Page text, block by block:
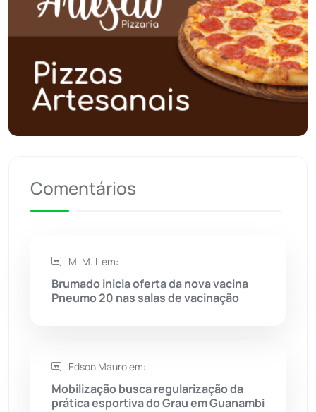
Polícia Civil (58)
(27)
Política (03)
Rio de Contas
Rio do Pires
Sebastião Laranjeiras
Comentários
M. M. L em:
Brumado inicia oferta da nova vacina
Pneumo 20 nas salas de vacinação
Edson Mauro em:
Mobilização busca regularização da
prática esportiva do Grau em Guanambi